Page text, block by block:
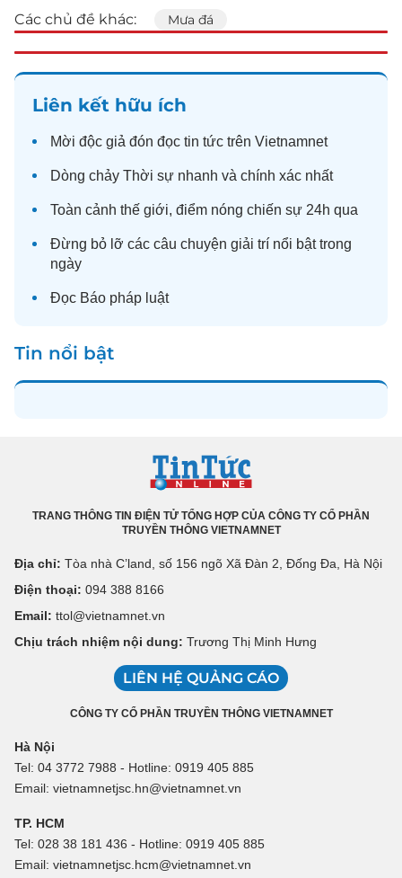
Các chủ đề khác: Mưa đá
Liên kết hữu ích
Mời độc giả đón đọc tin tức trên Vietnamnet
Dòng chảy Thời sự nhanh và chính xác nhất
Toàn cảnh thế giới, điểm nóng chiến sự 24h qua
Đừng bỏ lỡ các câu chuyện giải trí nổi bật trong
ngày
Đọc Báo pháp luật
Tin nổi bật
TRANG THÔNG TIN ĐIỆN TỬ TỔNG HỢP CỦA CÔNG TY CỔ PHẦN
TRUYỀN THÔNG VIETNAMNET
Địa chỉ: Tòa nhà C’land, số 156 ngõ Xã Đàn 2, Đống Đa, Hà Nội
Điện thoại: 094 388 8166
Email: ttol@vietnamnet.vn
Chịu trách nhiệm nội dung: Trương Thị Minh Hưng
LIÊN HỆ QUẢNG CÁO
CÔNG TY CỔ PHẦN TRUYỀN THÔNG VIETNAMNET
Hà Nội
Tel: 04 3772 7988 - Hotline: 0919 405 885
Email: vietnamnetjsc.hn@vietnamnet.vn
TP. HCM
Tel: 028 38 181 436 - Hotline: 0919 405 885
Email: vietnamnetjsc.hcm@vietnamnet.vn